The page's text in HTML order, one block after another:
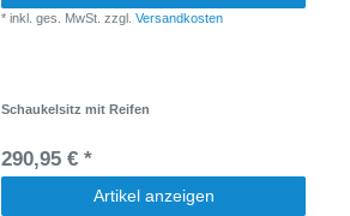
*inkl. ges. MwSt. zzgl.Versandkosten
Schaukelsitz mit Reifen
290,95 € *
Artikel anzeigen